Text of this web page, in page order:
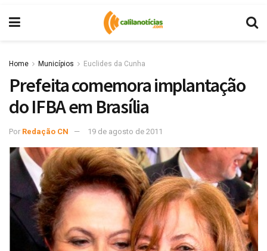
Home Municípios Euclides da Cunha
Prefeita comemora implantação
do IFBA em Brasília
Por Redação CN 19 de agosto de 2011